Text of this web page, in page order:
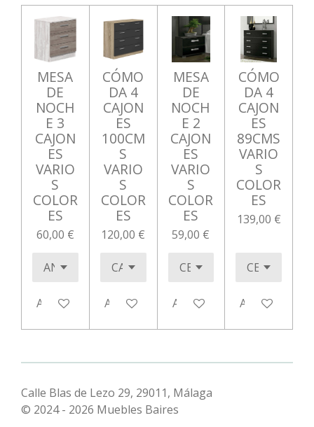
MESA
DE
NOCH
E 3
CAJON
ES
VARIO
S
COLOR
ES
60,00 €
Añadir al carrito
CÓMO
DA 4
CAJON
ES
100CM
S
VARIO
S
COLOR
ES
120,00 €
Añadir al carrito
MESA
DE
NOCH
E 2
CAJON
ES
VARIO
S
COLOR
ES
59,00 €
Añadir al carrito
CÓMO
DA 4
CAJON
ES
89CMS
VARIO
S
COLOR
ES
139,00 €
Añadir al
Calle Blas de Lezo 29, 29011, Málaga
© 2024 - 2026 Muebles Baires